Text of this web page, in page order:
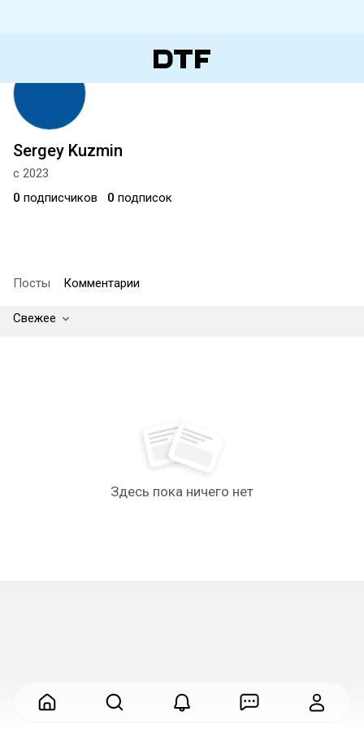
Sergey Kuzmin
с 2023
0 подписчиков 0 подписок
Посты Комментарии
Свежее
Здесь пока ничего нет